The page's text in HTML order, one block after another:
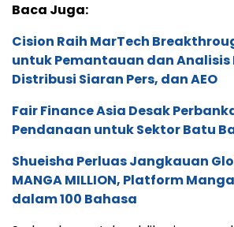
Baca Juga:
Cision Raih MarTech
untuk Pemantauan dan Analisis
Distribusi Siaran Pers, dan AEO
Fair Finance Asia Desak
Pendanaan untuk Sektor Batu
Shueisha Perluas Jangkauan
MANGA MILLION, Platform
dalam 100 Bahasa